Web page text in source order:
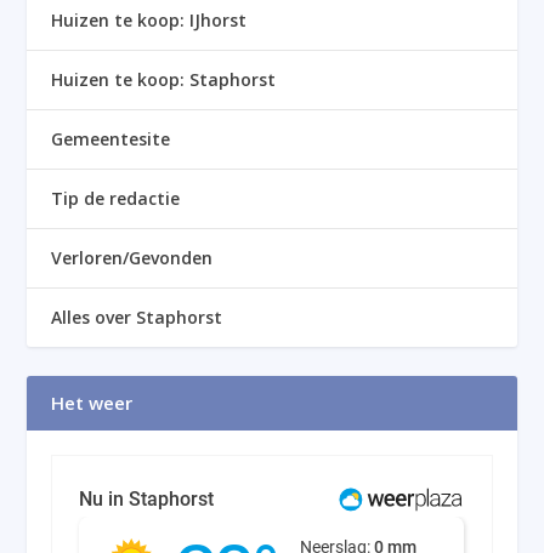
Huizen te koop: IJhorst
Huizen te koop: Staphorst
Gemeentesite
Tip de redactie
Verloren/Gevonden
Alles over Staphorst
Het weer